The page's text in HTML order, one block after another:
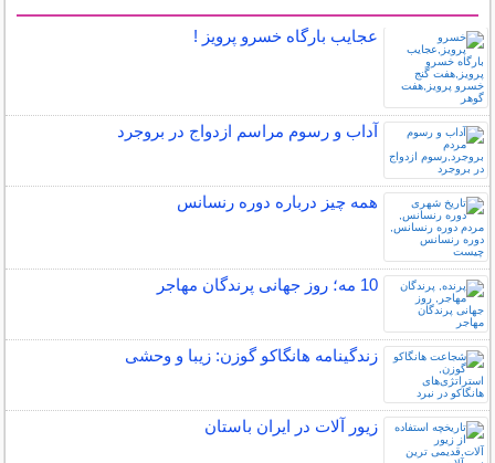
عجایب بارگاه خسرو پرویز !
آداب و رسوم مراسم ازدواج در بروجرد
همه چیز درباره دوره رنسانس
10 مه؛ روز جهانی پرندگان مهاجر
زندگینامه هانگاکو گوزن: زیبا و وحشی
زیور آلات در ایران باستان